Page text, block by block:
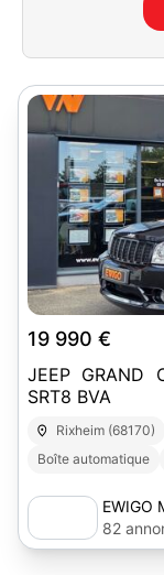
19 990 €
JEEP GRAND
SRT8 BVA
Rixheim (68170)
Boîte automatique
EWIGO
82